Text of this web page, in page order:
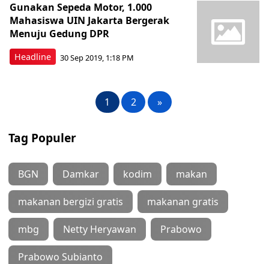
Headline
Gunakan Sepeda Motor, 1.000
Mahasiswa UIN Jakarta Bergerak
Menuju Gedung DPR
30 Sep 2019, 1:18 PM
1 2 »
Tag Populer
BGN Damkar kodim makan
makanan bergizi gratis makanan gratis
mbg Netty Heryawan Prabowo
Prabowo Subianto